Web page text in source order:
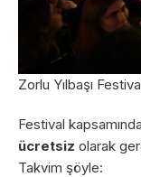
Zorlu Yılbaşı
Festival
ücretsiz olarak
Takvim şöyle: